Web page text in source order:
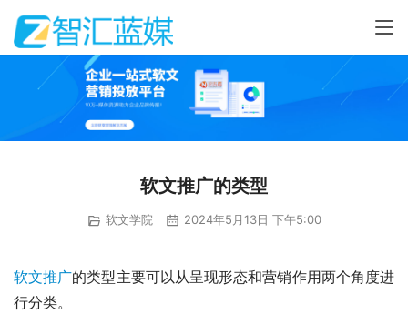
软文推广的类型
软文学院 2024年5月13日 下午5:00
软文推广的类型主要可以从呈现形态和营销作用两个角度进
行分类。